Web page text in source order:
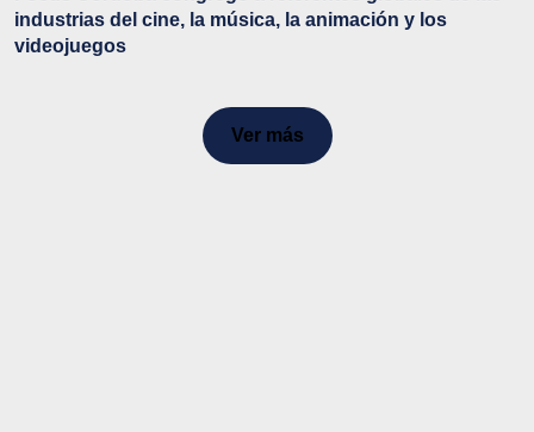
industrias del cine, la música, la animación y los
videojuegos
Ver más